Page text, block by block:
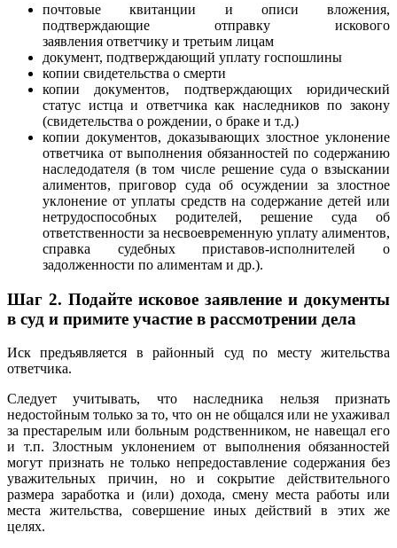
почтовые квитанции и описи вложения,
подтверждающие отправку искового
заявления ответчику и третьим лицам
документ, подтверждающий уплату госпошлины
копии свидетельства о смерти
копии документов, подтверждающих юридический
статус истца и ответчика как наследников по закону
(свидетельства о рождении, о браке и т.д.)
копии документов, доказывающих злостное уклонение
ответчика от выполнения обязанностей по содержанию
наследодателя (в том числе решение суда о взыскании
алиментов, приговор суда об осуждении за злостное
уклонение от уплаты средств на содержание детей или
нетрудоспособных родителей, решение суда об
ответственности за несвоевременную уплату алиментов,
справка судебных приставов-исполнителей о
задолженности по алиментам и др.).
Шаг 2. Подайте исковое заявление и документы
в суд и примите участие в рассмотрении дела
Иск предъявляется в районный суд по месту жительства
ответчика.
Следует учитывать, что наследника нельзя признать
недостойным только за то, что он не общался или не ухаживал
за престарелым или больным родственником, не навещал его
и т.п. Злостным уклонением от выполнения обязанностей
могут признать не только непредоставление содержания без
уважительных причин, но и сокрытие действительного
размера заработка и (или) дохода, смену места работы или
места жительства, совершение иных действий в этих же
целях.